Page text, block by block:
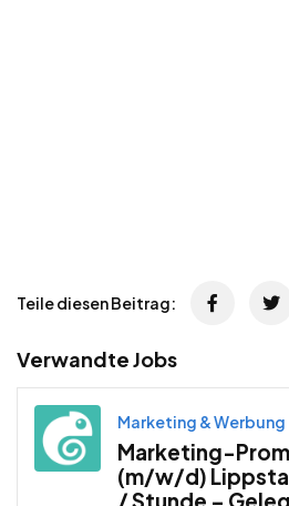
Teile diesen Beitrag:
Verwandte Jobs
Marketing & Werbung
Marketing-
(m/w/d)
/ Stunde –